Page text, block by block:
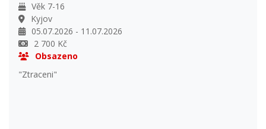
Věk 7-16
Kyjov
05.07.2026 - 11.07.2026
2 700 Kč
Obsazeno
"Ztraceni"